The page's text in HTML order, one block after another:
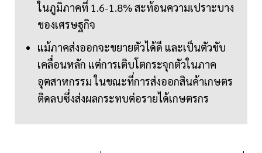
ในภูมิภาคที่ 1.6-1.8% สะท้อนความเปราะบาง
ของเศรษฐกิจ
แม้ภาคส่งออกจะขยายตัวได้ดี และเป็นตัวขับ
เคลื่อนหลัก แต่การเติบโตกระจุกตัวในภาค
อุตสาหกรรม ในขณะที่การส่งออกสินค้าเกษตร
ติดลบซึ่งส่งผลกระทบต่อรายได้เกษตรกร